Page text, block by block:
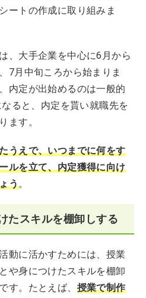
ートの作成に取り組みま
、大手企業を中心に6月から
7月中旬ころから始まりま
内定が出始めるのは一般的
ると、内定を貰い就職先を
ます。
うえで、いつまでに何をす
ルを立て、内定獲得に向け
う。
たスキルを棚卸しする
動に活かすためには、授業
や身につけたスキルを棚卸
す。たとえば、 授業で制作